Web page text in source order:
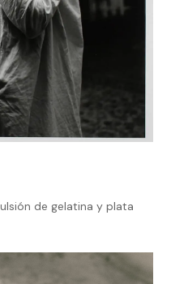
de gelatina y plata